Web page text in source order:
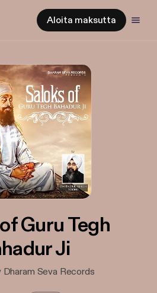
Aloita maksutta
Guru Tegh
Ji
Seva Records